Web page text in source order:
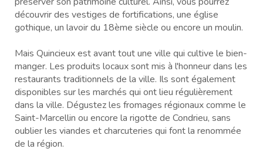
découvrir des vestiges de fortifications, une église
gothique, un lavoir du 18ème siècle ou encore un moulin.
Mais Quincieux est avant tout une ville qui cultive le bien-
manger. Les produits locaux sont mis à l'honneur dans les
restaurants traditionnels de la ville. Ils sont également
disponibles sur les marchés qui ont lieu régulièrement
dans la ville. Dégustez les fromages régionaux comme le
Saint-Marcellin ou encore la rigotte de Condrieu, sans
oublier les viandes et charcuteries qui font la renommée
de la région.